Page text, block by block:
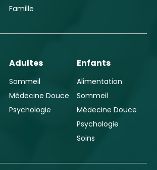
Famille
Adultes
Sommeil
Médecine Douce
Psychologie
Enfants
Alimentation
Sommeil
Médecine Douce
Psychologie
Soins